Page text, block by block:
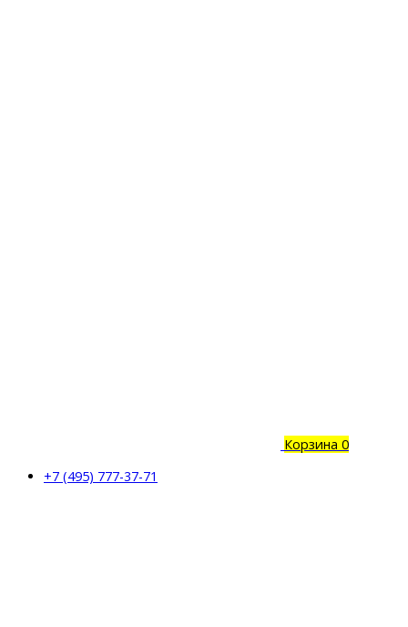
Корзина 0
+7 (495) 777-37-71